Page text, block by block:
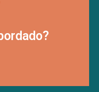
abordagens.